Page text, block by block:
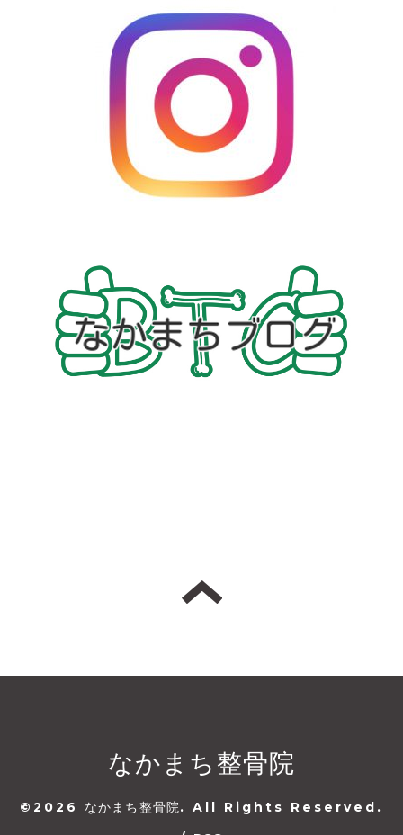
なかまち整骨院
©2026 なかまち整骨院. All Rights Reserved.